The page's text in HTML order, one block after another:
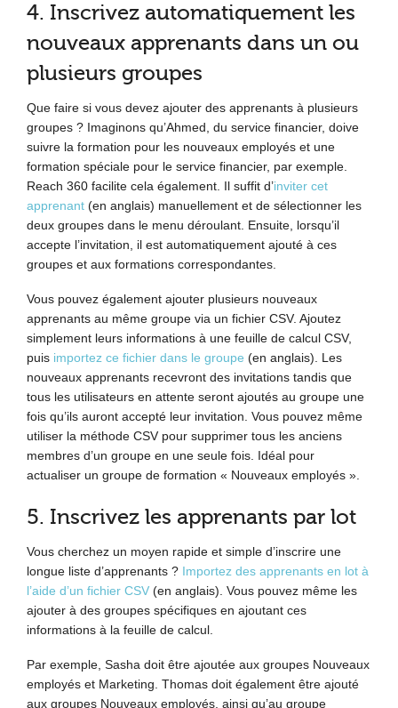
4. Inscrivez automatiquement les
nouveaux apprenants dans un ou
plusieurs groupes
Que faire si vous devez ajouter des apprenants à plusieurs
groupes ? Imaginons qu’Ahmed, du service financier, doive
suivre la formation pour les nouveaux employés et une
formation spéciale pour le service financier, par exemple.
Reach 360 facilite cela également. Il suffit d’inviter cet
apprenant (en anglais) manuellement et de sélectionner les
deux groupes dans le menu déroulant. Ensuite, lorsqu’il
accepte l’invitation, il est automatiquement ajouté à ces
groupes et aux formations correspondantes.
Vous pouvez également ajouter plusieurs nouveaux
apprenants au même groupe via un fichier CSV. Ajoutez
simplement leurs informations à une feuille de calcul CSV,
puis importez ce fichier dans le groupe (en anglais). Les
nouveaux apprenants recevront des invitations tandis que
tous les utilisateurs en attente seront ajoutés au groupe une
fois qu’ils auront accepté leur invitation. Vous pouvez même
utiliser la méthode CSV pour supprimer tous les anciens
membres d’un groupe en une seule fois. Idéal pour
actualiser un groupe de formation « Nouveaux employés ».
5. Inscrivez les apprenants par lot
Vous cherchez un moyen rapide et simple d’inscrire une
longue liste d’apprenants ? Importez des apprenants en lot à
l’aide d’un fichier CSV (en anglais). Vous pouvez même les
ajouter à des groupes spécifiques en ajoutant ces
informations à la feuille de calcul.
Par exemple, Sasha doit être ajoutée aux groupes Nouveaux
employés et Marketing. Thomas doit également être ajouté
aux groupes Nouveaux employés, ainsi qu’au groupe